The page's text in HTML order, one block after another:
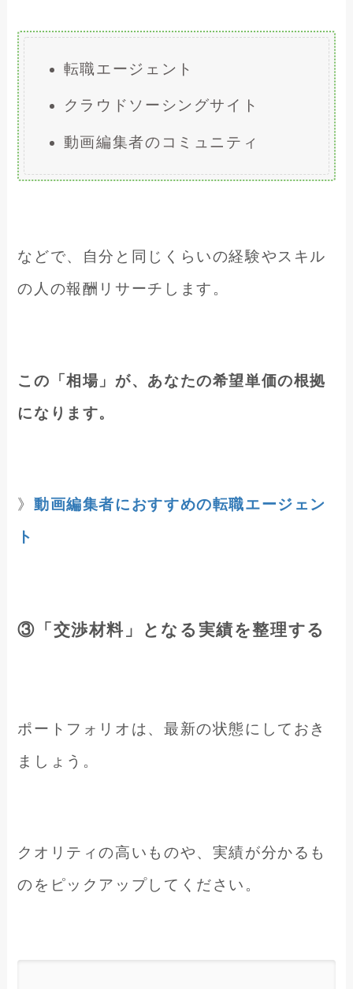
転職エージェント
クラウドソーシングサイト
動画編集者のコミュニティ
などで、自分と同じくらいの経験やスキル
の人の報酬リサーチします。
この「相場」が、あなたの希望単価の根拠
になります。
》動画編集者におすすめの転職エージェン
ト
③ 「交渉材料」となる実績を整理する
ポートフォリオは、最新の状態にしておき
ましょう。
クオリティの高いものや、実績が分かるも
のをピックアップしてください。